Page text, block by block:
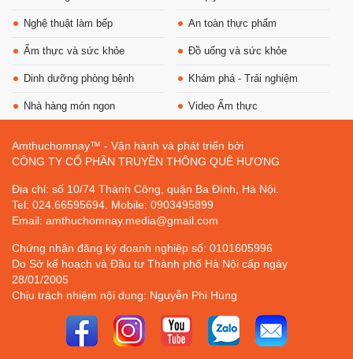
Nghệ thuật làm bếp An toàn thực phẩm
Ẩm thực và sức khỏe Đồ uống và sức khỏe
Dinh dưỡng phòng bệnh Khám phá - Trải nghiệm
Nhà hàng món ngon Video Ẩm thực
Amthuchomnay™ - Vận hành và phát triển bởi
CÔNG TY CỔ PHẦN TRUYỀN THÔNG QUÊ HƯƠNG
Địa chỉ: số 10/74 Thành Công, quận Ba Đình, Hà Nội.
Tel: 024.66595694. Mobile: 0903495899
Email: amthuchomnay.media@gmail.com
Chứng nhận đăng ký doanh nghiệp số: 0101605996
Do Sở kế hoạch và Đầu tư Thành phố Hà Nội cấp ngày
28/01/2005
Chịu trách nhiệm nội dung: Nguyễn Phi Hùng